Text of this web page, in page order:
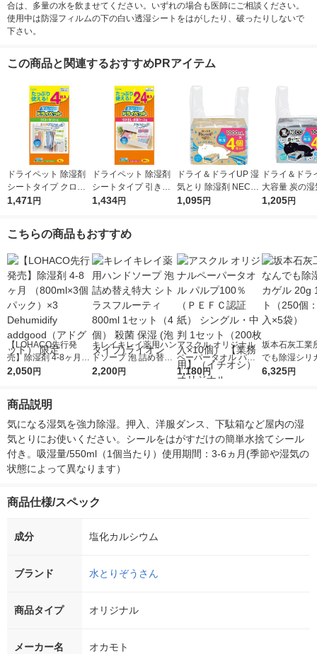
合は、多量の水を飲ませてください。いずれの場合も医師にご相談ください。
使用中は防湿フィルムの下の白い透湿シートをはがしたり、破ったりしないで
下さい。
この商品と関連するおすすめPRアイテム
ドライペット 除湿剤
シートタイプ クロー
ゼット用 1袋（4枚
1,471円
ドライペット 除湿剤
シートタイプ 引き出
し・衣装ケース用 1袋
1,434円
ドライ＆ドライUP 湿
気とり 除湿剤 NECO
ねこ 1000ml 1パック
1,095円
ドライ＆ドラ
大容量 炭の
除湿剤 黒の
1,205円
こちらの商品もおすすめ
【LOHACO先行発
売】除湿剤 4-8ヶ月
（800ml×3個パック）
定
2,050円
キレイキレイ薬用ハン
ドソープ 泡 詰め替え
特大 シトラスフルー
2,200円
アスクル オリジナル
ペーパータオル パル
プ100％ （ＰＥＦＣ認
（イチオシ） オリジ
ナル
1,180円
坂本石灰工業
でも除湿シリ
0g 1セット（
6,325円
商品説明
気になる湿気を強力除湿。押入、洋服ダンス、下駄箱など屋内の湿
気とりにお使いください。シールをはがすだけの簡単水捨てシール
付き。吸湿量/550ml（1個当たり）使用期間：3-6ヵ月(季節や湿気の
状態によって異なります）
商品仕様/スペック
成分 塩化カルシウム
ブランド 水とりぞうさん
商品タイプ オリジナル
メーカー名 オカモト